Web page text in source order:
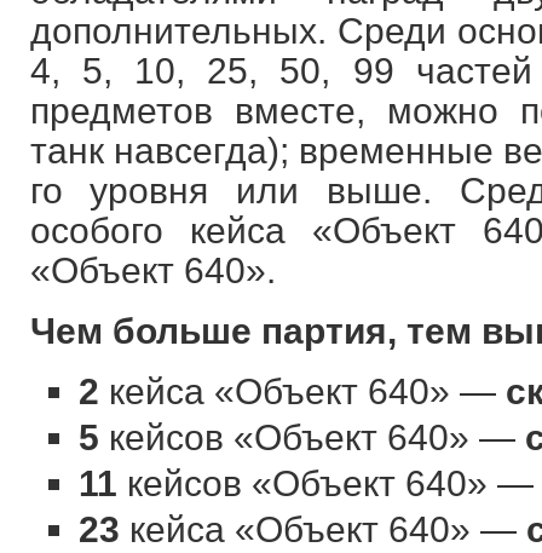
дополнительных. Среди
4, 5, 10, 25, 50, 99 частей
предметов вместе, можно
танк навсегда); временные
го уровня или выше.
особого кейса «Объект
«Объект 640».
Чем больше партия, тем
2 кейса «Объект 640» —
5 кейсов «Объект 640» —
11 кейсов «Объект 640» —
23 кейса «Объект 640» —